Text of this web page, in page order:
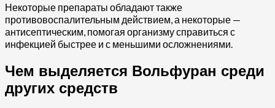
Некоторые препараты обладают также
противовоспалительным действием, а некоторые —
антисептическим, помогая организму справиться с
инфекцией быстрее и с меньшими осложнениями.
Чем выделяется Вольфуран среди
других средств